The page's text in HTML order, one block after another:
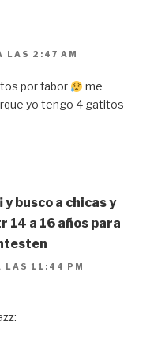
LAS 2:47 AM
por fabor
me
yo tengo 4 gatitos
busco a chicas y
14 a 16 años para
LAS 11:44 PM